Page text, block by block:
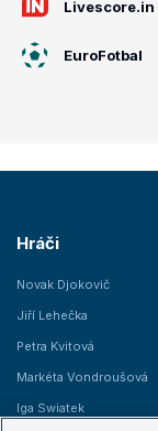
Livescore.in
EuroFotbal
Hráči
Novak Djokovič
Jiří Lehečka
Petra Kvitová
Markéta Vondroušová
Iga Swiatek